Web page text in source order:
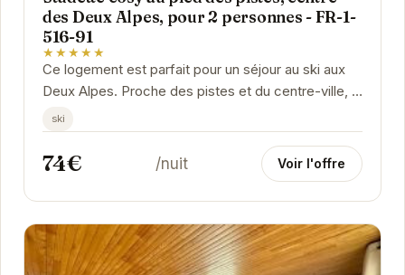
des Deux Alpes, pour 2 personnes - FR-1-
516-91
★★★★★
Ce logement est parfait pour un séjour au ski aux
Deux Alpes. Proche des pistes et du centre-ville, il
offre tout le confort nécessaire pour deux...
ski
74€ /nuit Voir l'offre